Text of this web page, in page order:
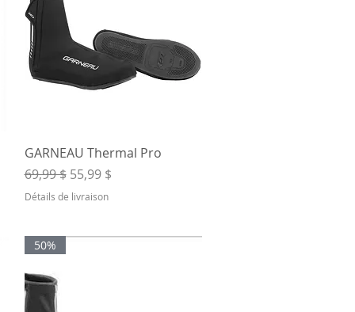
Aperçu rapide
GARNEAU Thermal Pro
Prix original
69,99 $ Prix promotionnel
55,99 $
Détails de livraison
50%